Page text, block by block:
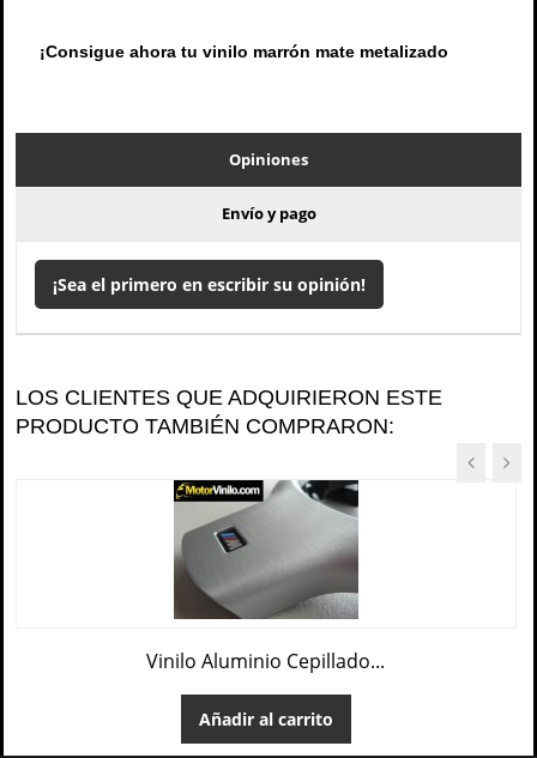
¡Consigue ahora tu vinilo marrón mate metalizado
Opiniones
Envío y pago
¡Sea el primero en escribir su opinión!
LOS CLIENTES QUE ADQUIRIERON ESTE
PRODUCTO TAMBIÉN COMPRARON:
Vinilo Aluminio Cepillado...
Añadir al carrito